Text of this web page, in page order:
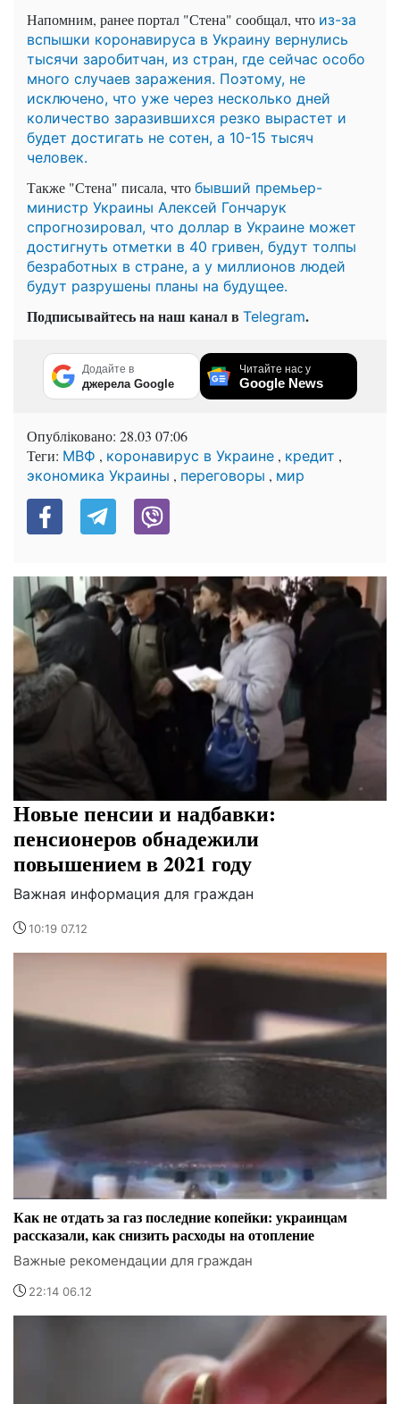
Напомним, ранее портал "Стена" сообщал, что из-за
вспышки коронавируса в Украину вернулись
тысячи заробитчан, из стран, где сейчас особо
много случаев заражения. Поэтому, не
исключено, что уже через несколько дней
количество заразившихся резко вырастет и
будет достигать не сотен, а 10-15 тысяч
человек.
Также "Стена" писала, что бывший премьер-
министр Украины Алексей Гончарук
спрогнозировал, что доллар в Украине может
достигнуть отметки в 40 гривен, будут толпы
безработных в стране, а у миллионов людей
будут разрушены планы на будущее.
Подписывайтесь на наш канал в Telegram.
Додайте в
джерела Google
Читайте нас у
Google News
Опубліковано: 28.03 07:06
Теги: МВФ , коронавирус в Украине , кредит ,
экономика Украины , переговоры , мир
Новые пенсии и надбавки:
пенсионеров обнадежили
повышением в 2021 году
Важная информация для граждан
10:19 07.12
Как не отдать за газ последние копейки: украинцам
рассказали, как снизить расходы на отопление
Важные рекомендации для граждан
22:14 06.12